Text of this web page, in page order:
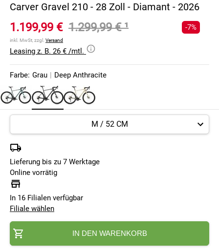
Carver Gravel 210 - 28 Zoll - Diamant - 2026
1.199,99 € 1.299,99 €¹
inkl. MwSt, zzgl. Versand
-7%
Leasing z. B. 26 € /mtl.
Farbe: Grau | Deep Anthracite
Lieferung bis zu 7 Werktage
Online vorrätig
In 16 Filialen verfügbar
Filiale wählen
IN DEN WARENKORB